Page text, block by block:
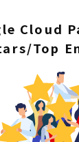
Cloud
/Top